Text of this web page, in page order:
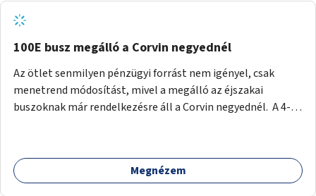
tud állni a megállóba. A környéken a tömegközlekedés
csúcsidőben már most is fullos, a Bosnyák téri beruházások
befejeztével hatványozódni fog az utazási igény.
100E busz megálló a Corvin negyednél
Az ötlet senmilyen pénzügyi forrást nem igényel, csak
menetrend módosítást, mivel a megálló az éjszakai
buszoknak már rendelkezésre áll a Corvin negyednél. A 4-es
ha a 100E reptéri busz a Corvin negyed metrómegállónál is
megállna - főleg éjjel, amikor a metró nem jár, és a 200E
Megnézem